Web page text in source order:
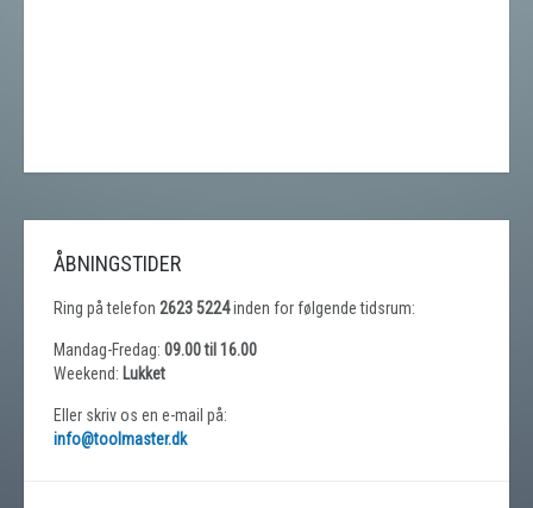
ÅBNINGSTIDER
Ring på telefon 2623 5224inden for følgende tidsrum:
Mandag-Fredag: 09.00 til 16.00
Weekend: Lukket
Eller skriv os en e-mail på:
info@toolmaster.dk